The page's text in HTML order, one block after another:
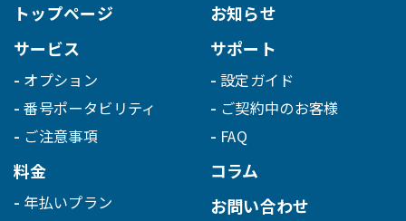
トップページ
サービス
オプション
番号ポータビリティ
ご注意事項
料金
年払いプラン
お知らせ
サポート
設定ガイド
ご契約中のお客様
FAQ
コラム
お問い合わせ